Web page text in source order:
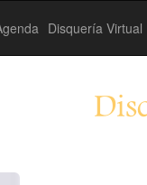
Disquería Virtual